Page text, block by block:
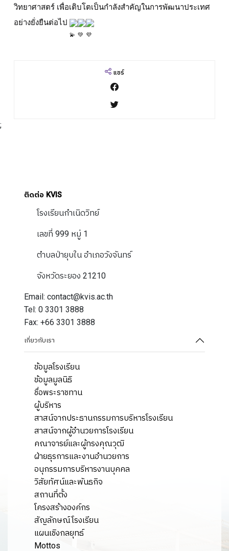
วิทยาศาสตร์ เพื่อเติบโตเป็นกำลังสำคัญในการพัฒนาประเทศ
อย่างยั่งยืนต่อไป
แชร์
;
ติดต่อ KVIS
โรงเรียนกำเนิดวิทย์
เลขที่ 999 หมู่ 1
ตำบลป่ายุบใน อำเภอวังจันทร์
จังหวัดระยอง 21210
Email: contact@kvis.ac.th
Tel: 0 3301 3888
Fax: +66 3301 3888
เกี่ยวกับเรา
ข้อมูลโรงเรียน
ข้อมูลมูลนิธิ
ชื่อพระราชทาน
ผู้บริหาร
สาสน์จากประธานกรรมการบริหารโรงเรียน
สาสน์จากผู้อำนวยการโรงเรียน
คณาจารย์และผู้ทรงคุณวุฒิ
ฝ่ายธุรการและงานอำนวยการ
อนุกรรมการบริหารงานบุคคล
วิสัยทัศน์และพันธกิจ
สถานที่ตั้ง
โครงสร้างองค์กร
สัญลักษณ์โรงเรียน
แผนเชิงกลยุทธ์
Mottos